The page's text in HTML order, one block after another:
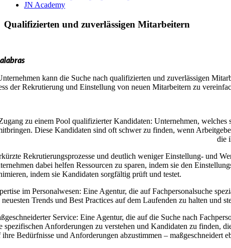
JN Academy
Qualifizierten und zuverlässigen Mitarbeitern
kann die Suche nach qualifizierten und zuverlässigen
der Rekrutierung und Einstellung von neuen Mitarbeitern zu
ugang zu einem Pool qualifizierter Kandidaten: Unternehmen,
Diese Kandidaten sind oft schwer zu finden, wenn
die
Rekrutierungsprozesse und deutlich weniger Einstellung- und
dabei helfen Ressourcen zu sparen, indem sie den
indem sie Kandidaten sorgfältig prüft und testet.
im Personalwesen: Eine Agentur, die auf Fachpersonalsuche
neuesten Trends und Best Practices auf dem Laufenden zu halten und
Service: Eine Agentur, die auf die Suche nach
spezifischen Anforderungen zu verstehen und Kandidaten zu finden,
ihre Bedürfnisse und Anforderungen abzustimmen – maßgeschneidert